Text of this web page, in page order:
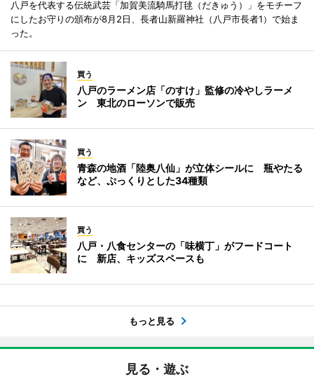
八戸を代表する伝統武芸「加賀美流騎馬打毬（だきゅう）」をモチーフ
にしたお守りの頒布が8月2日、長者山新羅神社（八戸市長者1）で始ま
った。
買う
八戸のラーメン店「のすけ」監修の冷やしラーメ
ン 東北のローソンで販売
買う
青森の地酒「陸奥八仙」が立体シールに 瓶やたる
など、ぷっくりとした34種類
買う
八戸・八食センターの「味横丁」がフードコート
に 新店、キッズスペースも
もっと見る
見る・遊ぶ